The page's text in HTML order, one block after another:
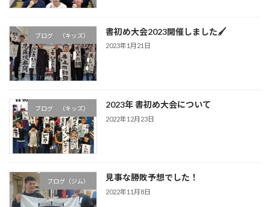
ブログ （キッズ） 書初め大会2023開催しました🖌
2023年1月21日
ブログ （キッズ） 2023年 書初め大会について
2022年12月23日
ブログ（ジム） 見事な勝敗予想でした！
2022年11月8日